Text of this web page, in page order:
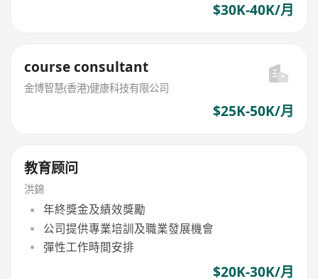
$30K-40K/月
course consultant
金博智慧(香港)健康科技有限公司
$25K-50K/月
教育顾问
洪錦
年終獎金及績效獎勵
公司提供專業培訓及職業發展機會
彈性工作時間安排
$20K-30K/月